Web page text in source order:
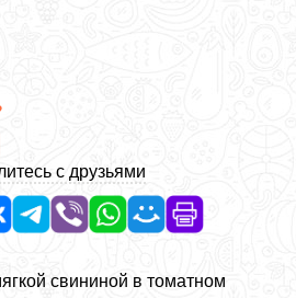
с друзьями
свининой в томатном